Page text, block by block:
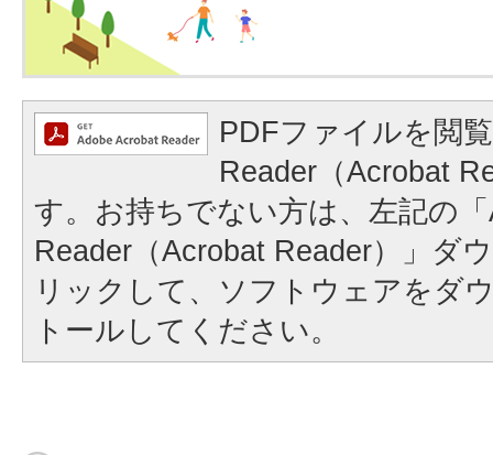
PDFファイルを閲
Reader（Acrobat
す。お持ちでない方は、左記の
Reader（Acrobat Reader）」ダ
リックして、ソフトウェアをダ
トールしてください。